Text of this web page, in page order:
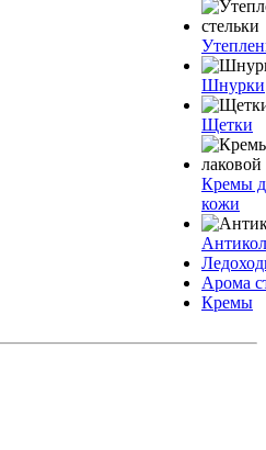
Шнурки
Щетки
Кремы
кожи
Арома
Кремы